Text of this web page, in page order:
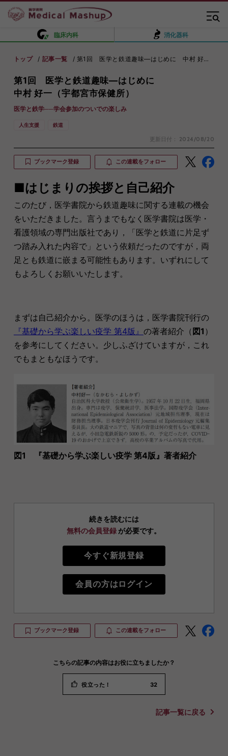
臨床内科 消化器科
トップ 記事一覧 第1回 医学と鉄道趣味―はじめに 中村 好一（宇都宮市保健所）
第1回 医学と鉄道趣味―はじめに
中村 好一（宇都宮市保健所）
医学と鉄学──学会参加のついでの楽しみ
人生支援 鉄道
更新日付： 2024/08/20
ブックマーク登録 この連載をフォロー
■はじまりの挨拶と自己紹介
このたび，医学書院から鉄道趣味に関する連載の機会
をいただきました。言うまでもなく医学書院は医学・
看護領域の専門出版社であり，「医学と鉄道に片足ず
つ踏み入れた内容で」という依頼だったのですが，両
足とも鉄道に嵌まる可能性もあります。いずれにして
もよろしくお願いいたします。
まずは自己紹介から。医学のほうは，医学書院刊行の
『基礎から学ぶ楽しい疫学 第4版』 の著者紹介（図1 ）
を参考にしてください。少しふざけていますが，これ
でもまともなほうです。
図1 『基礎から学ぶ楽しい疫学 第4版』著者紹介
続きを読むには
無料の会員登録 が必要です。
今すぐ新規登録
会員の方はログイン
ブックマーク登録 この連載をフォロー
こちらの記事の内容はお役に立ちましたか？
役立った！ 32
記事一覧に戻る